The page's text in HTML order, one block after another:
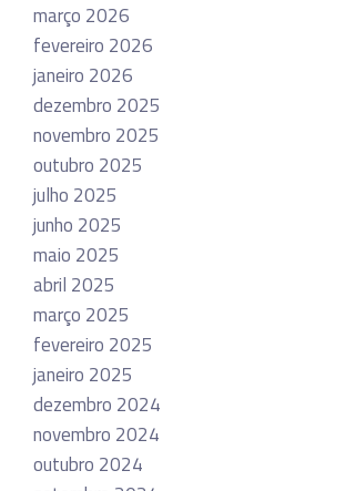
março 2026
fevereiro 2026
janeiro 2026
dezembro 2025
novembro 2025
outubro 2025
julho 2025
junho 2025
maio 2025
abril 2025
março 2025
fevereiro 2025
janeiro 2025
dezembro 2024
novembro 2024
outubro 2024